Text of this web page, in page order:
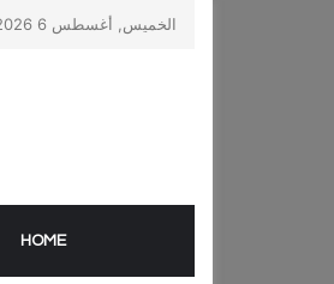
الخميس, أغسطس 6 2026
HOME